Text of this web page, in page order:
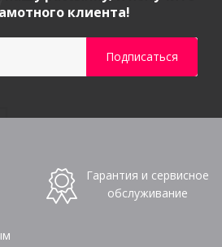
клиента!
Гарантия и сервисное
обслуживание